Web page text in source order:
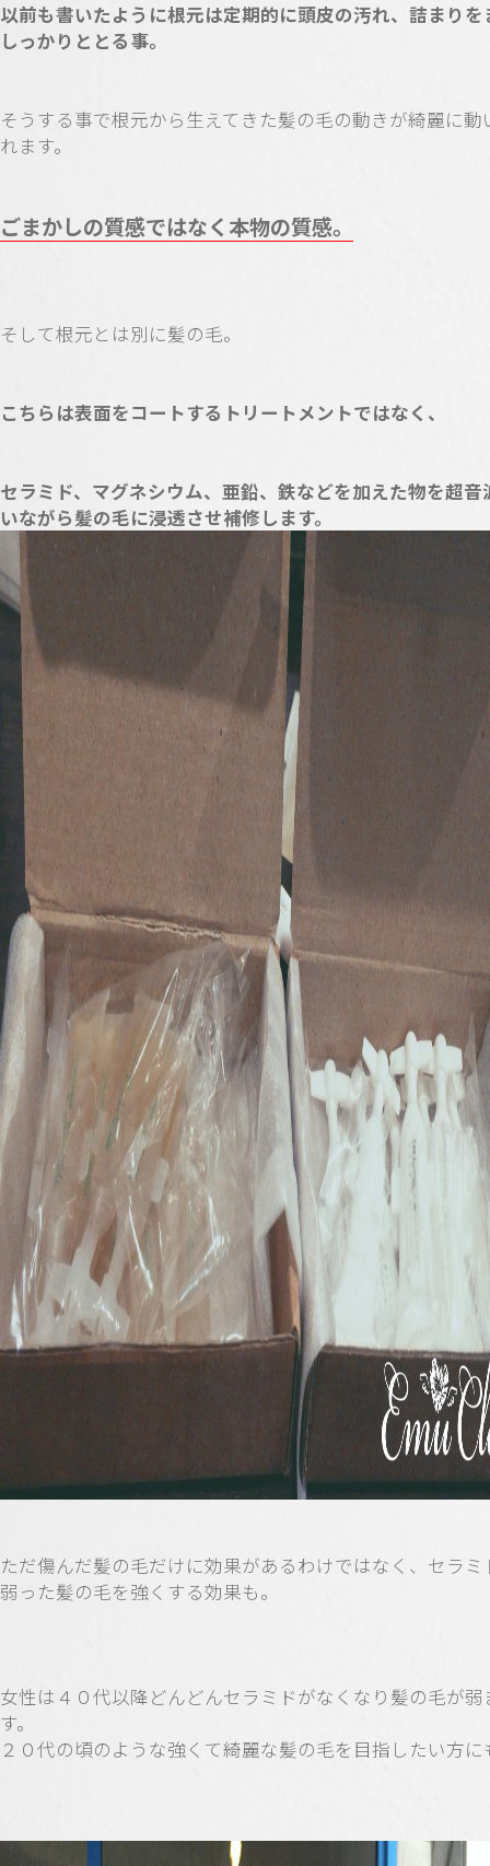
以前も書いたように根元は定期的に頭皮の汚れ、詰まりを
しっかりととる事。
そうする事で根元から生えてきた髪の毛の動きが綺麗に動
れます。
ごまかしの質感ではなく本物の質感。
そして根元とは別に髪の毛。
こちらは表面をコートするトリートメントではなく、
セラミド、マグネシウム、亜鉛、鉄などを加えた物を超音
いながら髪の毛に浸透させ補修します。
ただ傷んだ髪の毛だけに効果があるわけではなく、セラミ
弱った髪の毛を強くする効果も。
女性は４０代以降どんどんセラミドがなくなり髪の毛が弱
す。
２０代の頃のような強くて綺麗な髪の毛を目指したい方に